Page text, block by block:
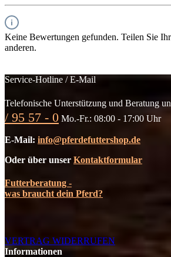
Keine Bewertungen gefunden. Teilen Sie
anderen.
Service-Hotline / E-Mail
Telefonische Unterstützung und Beratung
/ 95 57 - 0 Mo.-Fr.: 08:00 - 17:00 Uhr
E-Mail: info@pferdefuttershop.de
Oder über unser Kontaktformular
Futterberatung -
was braucht dein Pferd?
VERTRAG WIDERRUFEN
Informationen